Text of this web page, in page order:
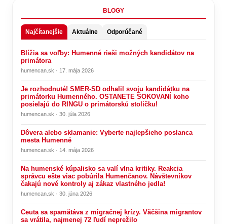
BLOGY
Najčítanejšie Aktuálne Odporúčané
Blížia sa voľby: Humenné rieši možných kandidátov na
primátora
humencan.sk · 17. mája 2026
Je rozhodnuté! SMER-SD odhalil svoju kandidátku na
primátorku Humenného. OSTANETE ŠOKOVANÍ koho
posielajú do RINGU o primátorskú stoličku!
humencan.sk · 30. júla 2026
Dôvera alebo sklamanie: Vyberte najlepšieho poslanca
mesta Humenné
humencan.sk · 14. mája 2026
Na humenské kúpalisko sa valí vlna kritiky. Reakcia
správcu ešte viac pobúrila Humenčanov. Návštevníkov
čakajú nové kontroly aj zákaz vlastného jedla!
humencan.sk · 30. júna 2026
Ceuta sa spamätáva z migračnej krízy. Väčšina migrantov
sa vrátila, najmenej 72 ľudí neprežilo